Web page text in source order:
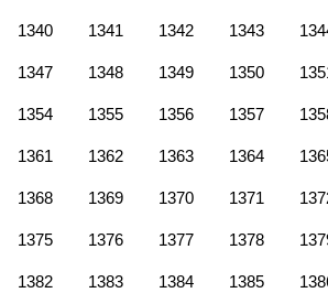
1340 1341 1342 1343
1347 1348 1349 1350
1354 1355 1356 1357
1361 1362 1363 1364
1368 1369 1370 1371
1375 1376 1377 1378
1382 1383 1384 1385